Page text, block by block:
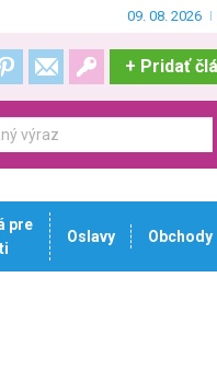
09. 08. 2026
+ Pridať
pre
Oslavy Obchody